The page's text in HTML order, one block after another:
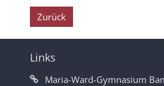
Zurück
Links
Maria-Ward-Gymnasium